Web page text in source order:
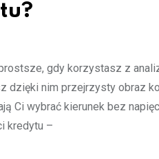
gdy korzystasz z
dzięki nim przejrzysty obraz
Ci wybrać kierunek bez
kredytu –